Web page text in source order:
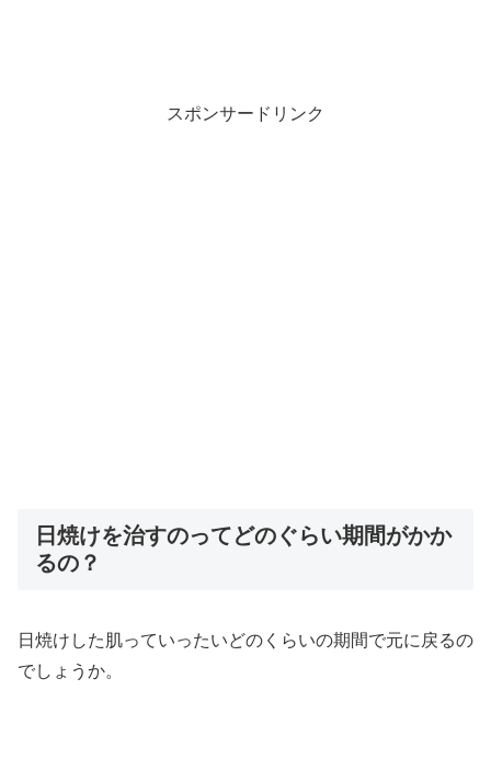
スポンサードリンク
日焼けを治すのってどのぐらい期間がかか
るの？
日焼けした肌っていったいどのくらいの期間で元に戻るの
でしょうか。